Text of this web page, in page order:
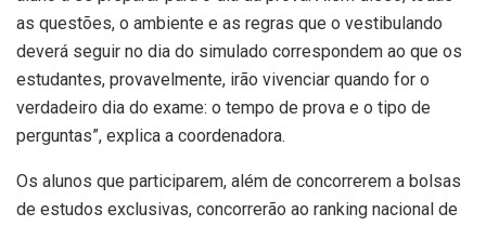
as questões, o ambiente e as regras que o vestibulando
deverá seguir no dia do simulado correspondem ao que os
estudantes, provavelmente, irão vivenciar quando for o
verdadeiro dia do exame: o tempo de prova e o tipo de
perguntas”, explica a coordenadora.
Os alunos que participarem, além de concorrerem a bolsas
de estudos exclusivas, concorrerão ao ranking nacional de